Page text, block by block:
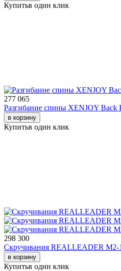
Купитьв один клик
277 065
Разгибание спины XENJOY Back
в корзину
Купитьв один клик
298 300
Скручивания REALLEADER M2-
в корзину
Купитьв один клик